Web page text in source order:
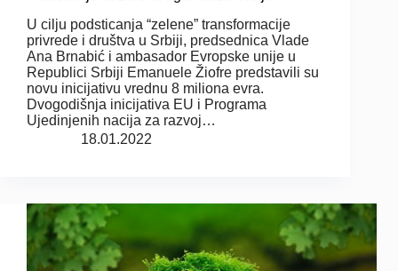
U cilju podsticanja “zelene” transformacije
privrede i društva u Srbiji, predsednica Vlade
Ana Brnabić i ambasador Evropske unije u
Republici Srbiji Emanuele Žiofre predstavili su
novu inicijativu vrednu 8 miliona evra.
Dvogodišnja inicijativa EU i Programa
Ujedinjenih nacija za razvoj…
18.01.2022